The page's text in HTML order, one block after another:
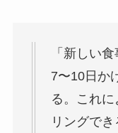
「新しい
7〜10日か
る。これ
リングでき